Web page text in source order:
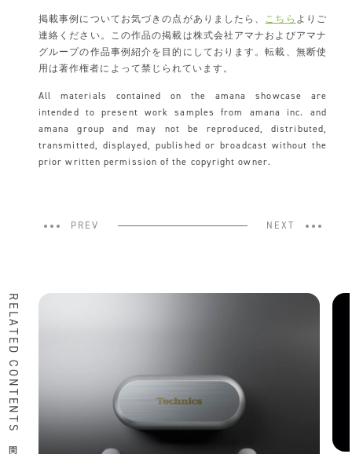
掲載事例についてお気づきの点がありましたら、 こちら よりご
連絡ください。この作品の掲載は株式会社アマナおよびアマナ
グループの作品事例紹介を目的にしております。転載、無断使
用は著作権者によって禁じられています。
All materials contained on the amana showcase are
intended to present work samples from amana inc. and
amana group and may not be reproduced, distributed,
transmitted, displayed, published or broadcast without the
prior written permission of the copyright owner.
PREV NEXT
RELATED CONTENTS